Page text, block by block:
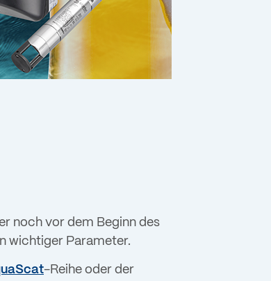
noch vor dem Beginn des
wichtiger Parameter.
-Reihe oder der